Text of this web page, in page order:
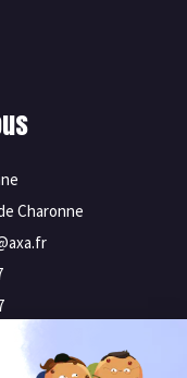
Charonne